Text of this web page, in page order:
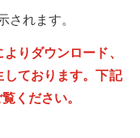
されます。
りダウンロード、
ております。下記
ください。